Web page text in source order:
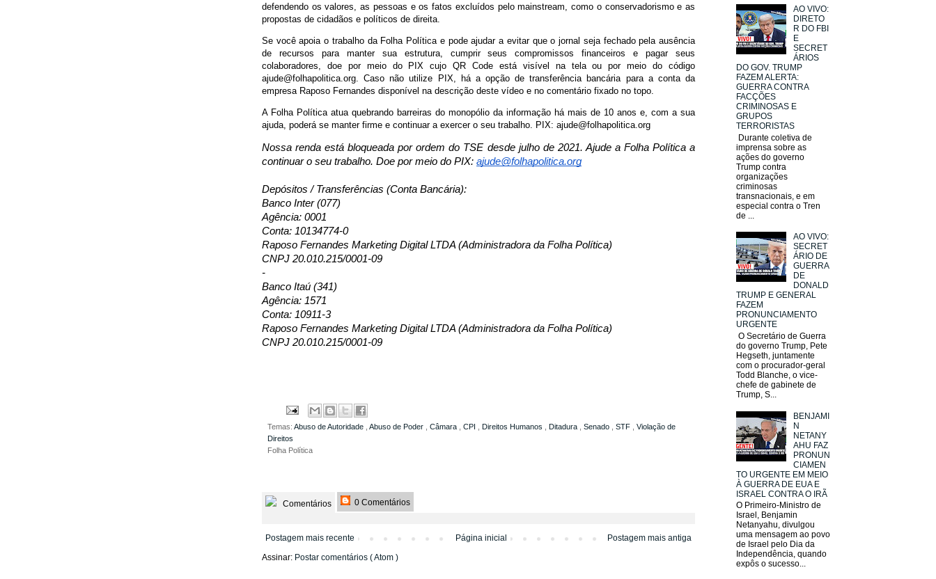
defendendo os valores, as pessoas e os fatos excluídos pelo mainstream, como o conservadorismo e as
propostas de cidadãos e políticos de direita.
Se você apoia o trabalho da Folha Política e pode ajudar a evitar que o jornal seja fechado pela ausência
de recursos para manter sua estrutura, cumprir seus compromissos financeiros e pagar seus
colaboradores, doe por meio do PIX cujo QR Code está visível na tela ou por meio do código
ajude@folhapolitica.org. Caso não utilize PIX, há a opção de transferência bancária para a conta da
empresa Raposo Fernandes disponível na descrição deste vídeo e no comentário fixado no topo.
A Folha Política atua quebrando barreiras do monopólio da informação há mais de 10 anos e, com a sua
ajuda, poderá se manter firme e continuar a exercer o seu trabalho. PIX: ajude@folhapolitica.org
Nossa renda está bloqueada por ordem do TSE desde julho de 2021. Ajude a Folha Política a
continuar o seu trabalho. Doe por meio do PIX: ajude@folhapolitica.org
Depósitos / Transferências (Conta Bancária):
Banco Inter (077)
Agência: 0001
Conta: 10134774-0
Raposo Fernandes Marketing Digital LTDA (Administradora da Folha Política)
CNPJ 20.010.215/0001-09
-
Banco Itaú (341)
Agência: 1571
Conta: 10911-3
Raposo Fernandes Marketing Digital LTDA (Administradora da Folha Política)
CNPJ 20.010.215/0001-09
Temas: Abuso de Autoridade Abuso de Poder Câmara CPI Direitos Humanos Ditadura Senado STF
Violação de
Direitos
Folha Política
Comentários 0 Comentários
Postagem mais recente Postagem mais antiga
Página inicial
Assinar: Postar comentários ( Atom )
AO VIVO:
DIRETO
R DO FBI
E
SECRET
ÁRIOS
DO GOV. TRUMP
FAZEM ALERTA:
GUERRA CONTRA
FACÇÕES
CRIMINOSAS E
GRUPOS
TERRORISTAS
Durante coletiva de
imprensa sobre as
ações do governo
Trump contra
organizações
criminosas
transnacionais, e em
especial contra o Tren
de ...
AO VIVO:
SECRET
ÁRIO DE
GUERRA
DE
DONALD
TRUMP E GENERAL
FAZEM
PRONUNCIAMENTO
URGENTE
O Secretário de Guerra
do governo Trump, Pete
Hegseth, juntamente
com o procurador-geral
Todd Blanche, o vice-
chefe de gabinete de
Trump, S...
BENJAMI
N
NETANY
AHU FAZ
PRONUN
CIAMEN
TO URGENTE EM MEIO
À GUERRA DE EUA E
ISRAEL CONTRA O IRÃ
O Primeiro-Ministro de
Israel, Benjamin
Netanyahu, divulgou
uma mensagem ao povo
de Israel pelo Dia da
Independência, quando
expôs o sucesso...